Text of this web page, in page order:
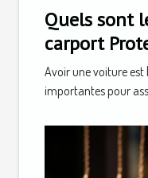
Quels sont
carport
Extérieur ?
Avoir une voiture est
importantes pour